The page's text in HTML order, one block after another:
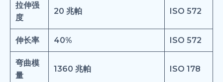
拉伸强
度
20 兆帕 ISO 572
伸长率 40% ISO 572
弯曲模
量
1360 兆帕 ISO 178